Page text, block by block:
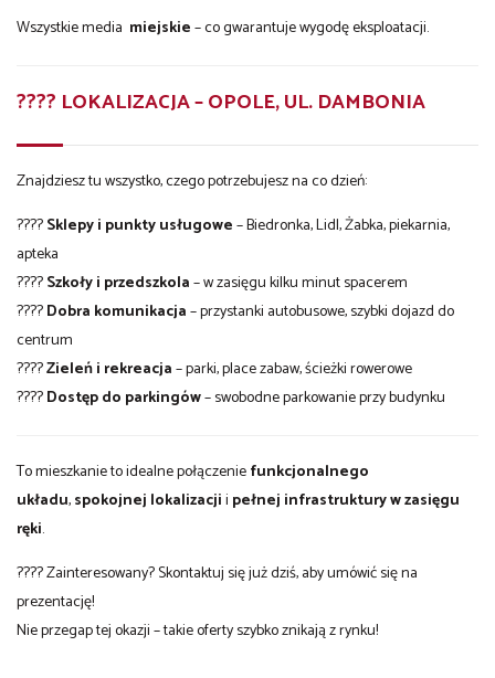
Wszystkie media miejskie– co gwarantuje wygodę eksploatacji.
???? LOKALIZACJA – OPOLE, UL. DAMBONIA
Znajdziesz tu wszystko, czego potrzebujesz na co dzień:
????Sklepy i punkty usługowe– Biedronka, Lidl, Żabka, piekarnia,
apteka
????Szkoły i przedszkola– w zasięgu kilku minut spacerem
????Dobra komunikacja– przystanki autobusowe, szybki dojazd do
centrum
????Zieleń i rekreacja– parki, place zabaw, ścieżki rowerowe
????Dostęp do parkingów– swobodne parkowanie przy budynku
To mieszkanie to idealne połączeniefunkcjonalnego
układu,spokojnej lokalizacjii pełnej infrastruktury w zasięgu
ręki.
???? Zainteresowany? Skontaktuj się już dziś, aby umówić się na
prezentację!
Nie przegap tej okazji – takie oferty szybko znikają z rynku!